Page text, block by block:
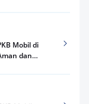
Mobil di
dan